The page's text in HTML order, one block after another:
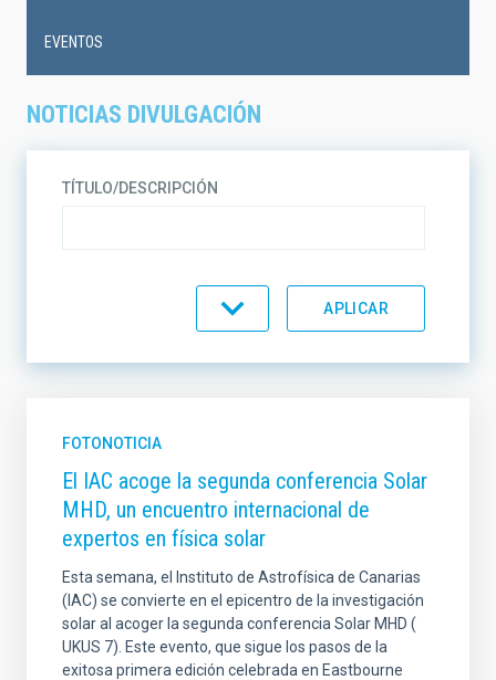
NOTICIAS DIVULGACIÓN
TÍTULO/DESCRIPCIÓN
FECHA DE PUBLICACIÓN (MIN)
FECHA DE PUBLICACIÓN (MAX)
FOTONOTICIA
El IAC acoge la segunda conferencia Solar
MHD, un encuentro internacional de
expertos en física solar
Esta semana, el Instituto de Astrofísica de Canarias
(IAC) se convierte en el epicentro de la investigación
solar al acoger la segunda conferencia Solar MHD (
UKUS 7). Este evento, que sigue los pasos de la
exitosa primera edición celebrada en Eastbourne
EVENTOS